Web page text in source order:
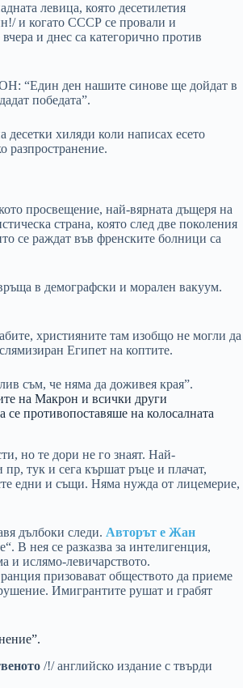
левица, която десетилетия
и когато СССР се провали и
и днес са категорично против
“Един ден нашите синове ще дойдат в
победата”.
хиляди коли написах есето
разпространение.
просвещение, най-вярната дъщеря на
страна, която след две поколения
се раждат във френските болници са
в демографски и морален вакуум.
християните там изобщо не могли да
Египет на коптите.
съм, че няма да доживея края”.
на Макрон и всички други
противопоставяше на колосалната
но те дори не го знаят. Най-
тук и сега кършат ръце и плачат,
едни и същи. Няма нужда от лицемерие,
дълбоки следи. Авторът е Жан
В нея се разказва за интелигенция,
и ислямо-левичарството.
призовават обществото да приеме
Имигрантите рушат и грабят
/!/ английско издание с твърди